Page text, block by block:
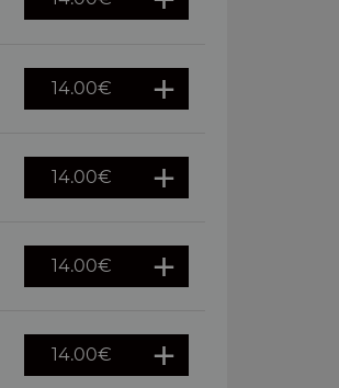
14.00€
14.00€
14.00€
14.00€